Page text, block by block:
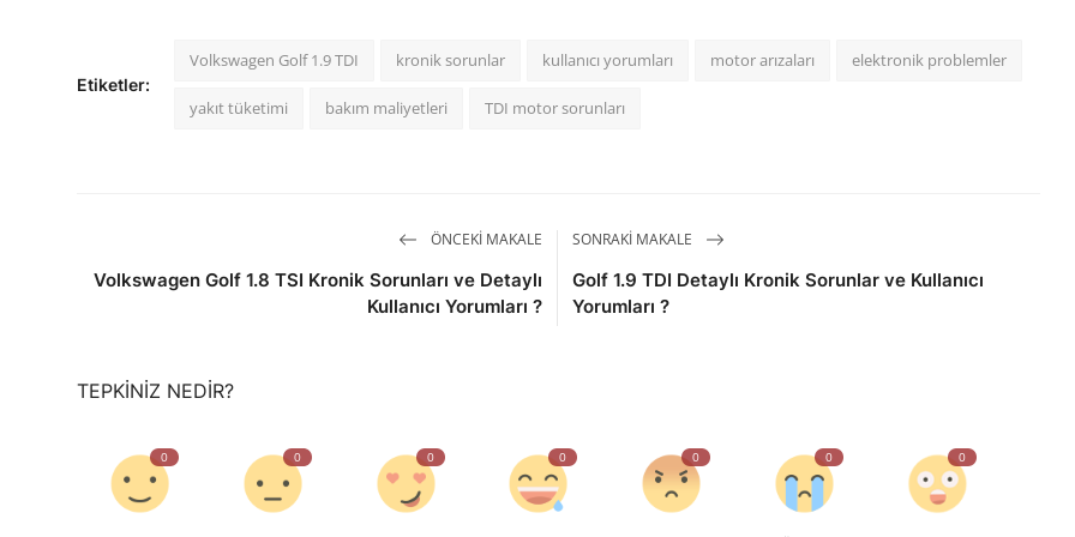
Etiketler:
Volkswagen Golf 1.9 TDI kronik sorunlar kullanıcı yorumları motor arızaları elektronik problemler
yakıt tüketimi bakım maliyetleri TDI motor sorunları
ÖNCEKI MAKALE
Volkswagen Golf 1.8 TSI Kronik Sorunları ve Detaylı
Kullanıcı Yorumları ?
SONRAKI MAKALE
Golf 1.9 TDI Detaylı Kronik Sorunlar ve Kullanıcı
Yorumları ?
TEPKINIZ NEDIR?
0 0 0 0 0 0 0